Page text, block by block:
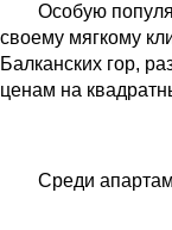
Особую
своему мягкому
Балканских гор,
ценам на
Среди